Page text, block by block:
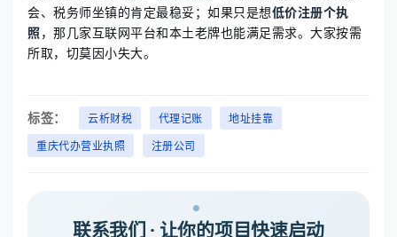
会、税务师坐镇的肯定最稳妥；如果只是想低价注册个执
照，那几家互联网平台和本土老牌也能满足需求。大家按需
所取，切莫因小失大。
标签： 云析财税 代理记账
地址挂靠
重庆代办营业执照
注册公司
联系我们 · 让你的项目快速启动